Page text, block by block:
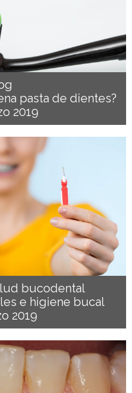
pasta de dientes?
2019
bucodental
e higiene bucal
2019